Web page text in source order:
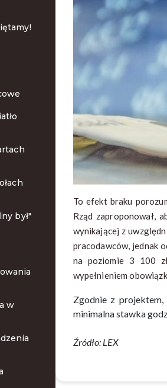
był"
w
To efekt braku
Rząd zaproponował,
wynikającej z
pracodawców, jednak
na poziomie 3 100
wypełnieniem
Zgodnie z
minimalna stawka
Źródło: LEX